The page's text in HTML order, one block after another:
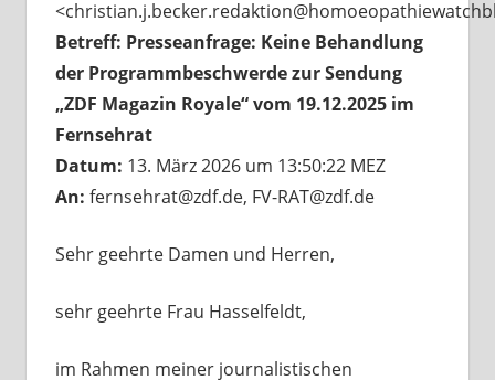
Betreff: Presseanfrage: Keine Behandlung
der Programmbeschwerde zur Sendung
„ZDF Magazin Royale“ vom 19.12.2025 im
Fernsehrat
Datum: 13. März 2026 um 13:50:22 MEZ
An: fernsehrat@zdf.de, FV-RAT@zdf.de
Sehr geehrte Damen und Herren,
sehr geehrte Frau Hasselfeldt,
im Rahmen meiner journalistischen